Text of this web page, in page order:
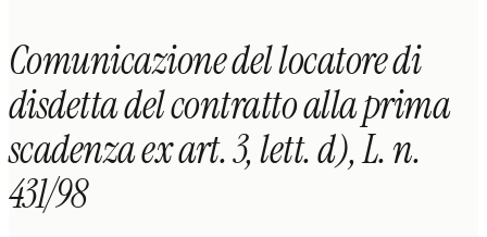
Comunicazione del locatore di
disdetta del contratto alla prima
scadenza ex art. 3, lett. d), L. n.
431/98